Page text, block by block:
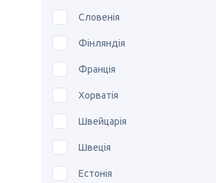
Словенія
Фінляндія
Франція
Хорватія
Швейцарія
Швеція
Естонія